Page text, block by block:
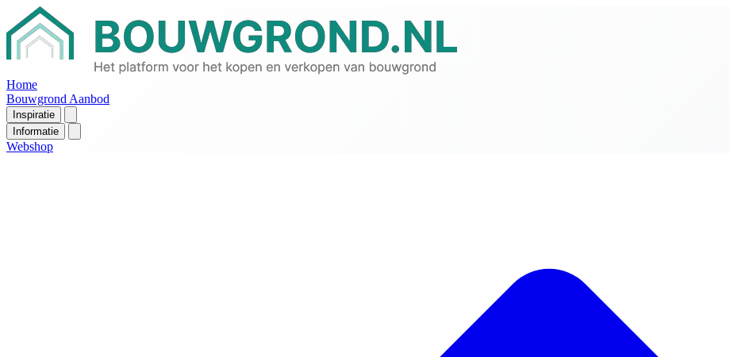
Home
Bouwgrond Aanbod
Inspiratie
Informatie
Webshop